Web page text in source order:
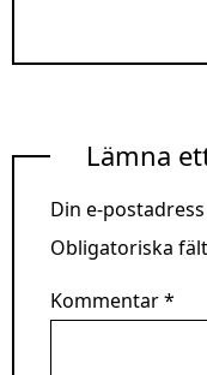
Lämna
Din e-
Obligatoriska
Kommentar*